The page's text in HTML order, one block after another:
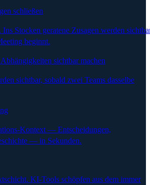
schließen
Ins Stocken geratene Zusagen werden
beginnt.
sichtbar machen
sichtbar, sobald zwei Teams dasselbe
Kontext — Entscheidungen,
— in Sekunden.
KI-Tools schöpfen aus dem immer